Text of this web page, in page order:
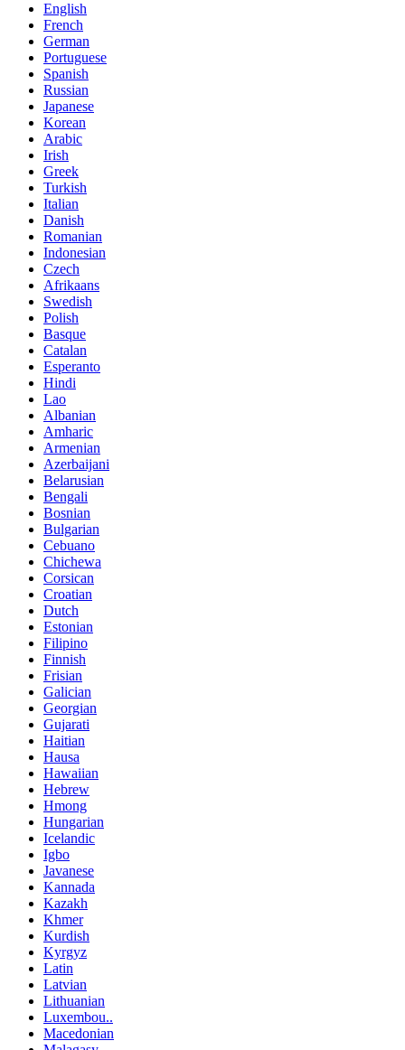
English
French
German
Portuguese
Spanish
Russian
Japanese
Korean
Arabic
Irish
Greek
Turkish
Italian
Danish
Romanian
Indonesian
Czech
Afrikaans
Swedish
Polish
Basque
Catalan
Esperanto
Hindi
Lao
Albanian
Amharic
Armenian
Azerbaijani
Belarusian
Bengali
Bosnian
Bulgarian
Cebuano
Chichewa
Corsican
Croatian
Dutch
Estonian
Filipino
Finnish
Frisian
Galician
Georgian
Gujarati
Haitian
Hausa
Hawaiian
Hebrew
Hmong
Hungarian
Icelandic
Igbo
Javanese
Kannada
Kazakh
Khmer
Kurdish
Kyrgyz
Latin
Latvian
Lithuanian
Luxembou..
Macedonian